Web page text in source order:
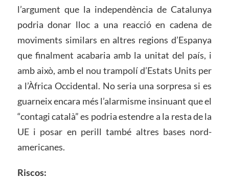
l’argument que la independència de Catalunya
podria donar lloc a una reacció en cadena de
moviments similars en altres regions d’Espanya
que finalment acabaria amb la unitat del país, i
amb això, amb el nou trampolí d’Estats Units per
a l’Àfrica Occidental. No seria una sorpresa si es
guarneix encara més l’alarmisme insinuant que el
“contagi català” es podria estendre a la resta de la
UE i posar en perill també altres bases nord-
americanes.
Riscos: